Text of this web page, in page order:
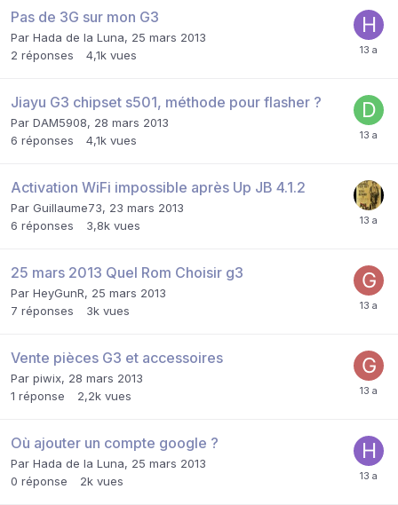
Pas de 3G sur mon G3
Par Hada de la Luna, 25 mars 2013
2 réponses 4,1k vues
Jiayu G3 chipset s501, méthode pour flasher ?
Par DAM5908, 28 mars 2013
6 réponses 4,1k vues
Activation WiFi impossible après Up JB 4.1.2
Par Guillaume73, 23 mars 2013
6 réponses 3,8k vues
25 mars 2013 Quel Rom Choisir g3
Par HeyGunR, 25 mars 2013
7 réponses 3k vues
Vente pièces G3 et accessoires
Par piwix, 28 mars 2013
1 réponse 2,2k vues
Où ajouter un compte google ?
Par Hada de la Luna, 25 mars 2013
0 réponse 2k vues